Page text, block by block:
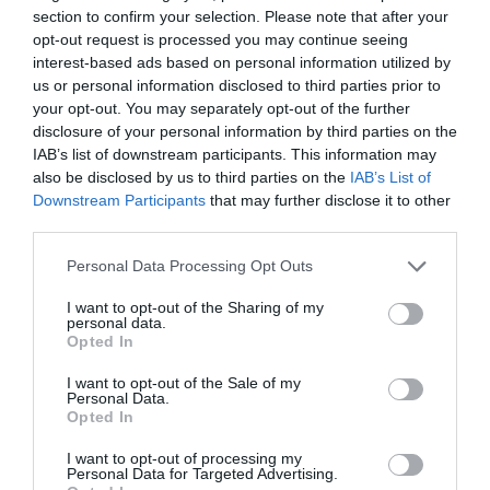
section to confirm your selection. Please note that after your
opt-out request is processed you may continue seeing
interest-based ads based on personal information utilized by
us or personal information disclosed to third parties prior to
your opt-out. You may separately opt-out of the further
disclosure of your personal information by third parties on the
IAB’s list of downstream participants. This information may
also be disclosed by us to third parties on the IAB’s List of
Downstream Participants that may further disclose it to other
Please note that this website/app uses one or more Google
not limited to your visit or usage behaviour. You may click to
grant or deny consent to Google and its third-party tags to
use your data for below specified purposes in below Google
consent section.
Personal Data Processing Opt Outs
I want to opt-out of the Sharing of my
personal data.
Opted In
I want to opt-out of the Sale of my
Personal Data.
Opted In
I want to opt-out of processing my
Personal Data for Targeted Advertising.
Foto: Pixabay
LACURILE PLITVICE – CROAȚIA
Plitvicese întinde pe aproape 300 de kilometri
pătrați și include 16 lacuri și peste 90 de cascade.
fiecare an, un număr pe care autoritățile încearcă să
îl reducă prin creșterea prețului de intrare. Puteți
întotdeauna o nuanță diferită, culoarea depinzând